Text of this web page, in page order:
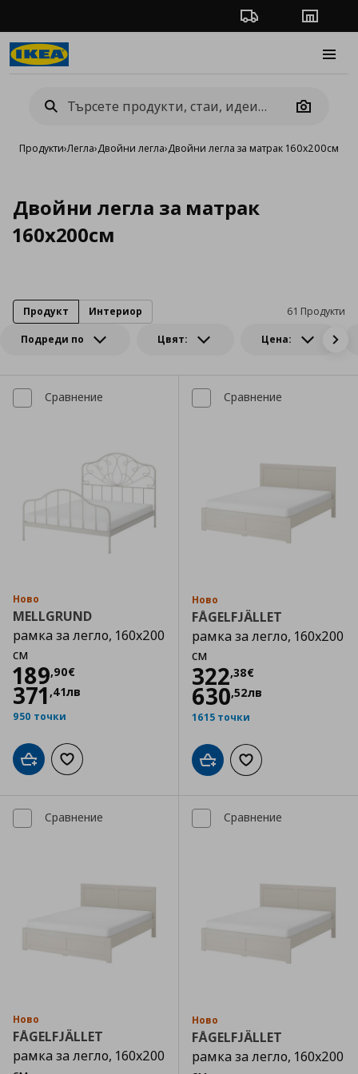
Проследяване на
Camera
Продукти›Легла›Двойни легла›Двойни легла за матрак 160x200см
Двойни легла за матрак
160x200см
Подреди по Цвят: Цена:
61 Продукти
Продукт Интериор
Сравнение
Ново
MELLGRUND
рамка за легло, 160x200
см
189,90€
Цена
371 ,41лв
950 точки
Добави в кошницата
Добави към списъка с любими
Сравнение
Ново
FÅGELFJÄLLET
рамка за легло, 160x200
см
322,38€
Цена
630,52лв
1615 точки
Добави в кошницата
Добави към
Сравнение
Ново
FÅGELFJÄLLET
рамка за легло, 160x200
Сравнение
Ново
FÅGELFJÄLLET
рамка за легло, 160x200